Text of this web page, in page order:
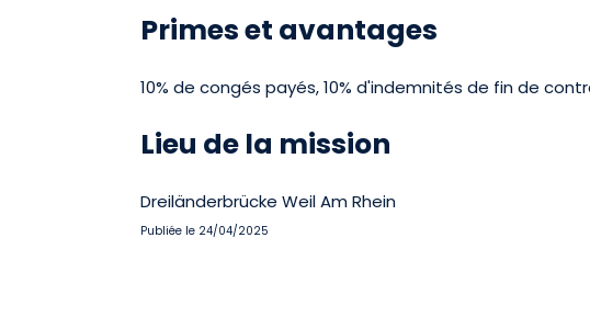
Primes et avantages
10% de congés payés, 10% d'indemnités de fin de
Lieu de la mission
Dreiländerbrücke Weil Am Rhein
Publiée le 24/04/2025